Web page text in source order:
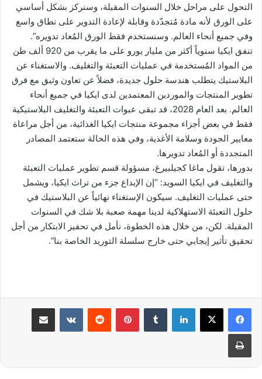
التحول على مراحل خلال السنوات المقبلة، وسنركز بشكل أساسي
على الورق لأنه مادة مُتجدّدة وقابلة لإعادة التدوير على نطاق واسع
وفي جميع أنحاء العالم. وسنستخدم فقط الورق المُعاد تدويره”.
تنفق ايكيا سنوياً أكثر من مليار يورو على ما يقرب من 920 ألف طن
من المواد المُستخدمة في عمليات التعبئة والتغليف. والاستغناء عن
البلاستيك يتطلب هندسة حلول جديدة، فضلاً عن تعاون وثيق مع فرق
تطوير المنتجات والموردين المعتمدين لدى ايكيا في جميع أنحاء
العالم. بعد العام 2028، قد تبقى عبوات التعبئة والتغليف البلاستيكية
فقط في بعض أجزاء مجموعة منتجات ايكيا الغذائية، من أجل مراعاة
معايير الجودة وسلامة الأغذية، وفي هذه الحالة ستعتمد المصادر
المتجددة أو المُعاد تدويرها.
بدورها، تقول ماغا كجيلبيرغ، مسؤولة قسم تطوير عمليات التعبئة
والتغليف في ايكيا السويد: “إن الإبداع جزء من تراث ايكيا، ويشمل
حتى عمليات التغليف. سيكون الإستغناء نهائياً عن البلاستيك في
حلول التعبئة الاستهلاكية لدينا مهمة صعبة بلا شك في السنوات
المقبلة. لكن، من خلال هذه الخطوة، نأمل في تحفيز الابتكار من أجل
تحقيق تأثير إيجابي حتى خارج سلسلة التوريد الخاصة بنا”.
لينكدإن بينتيريست مشاركة عبر البريد
طباعة